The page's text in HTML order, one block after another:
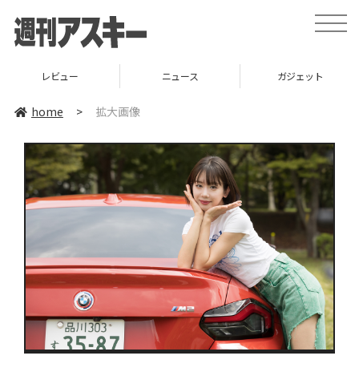
toggle
レビュー ニュース ガジェット
home > 拡大画像